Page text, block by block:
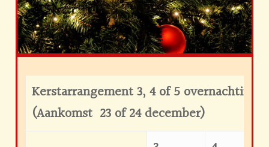
Kerstarrangement 3, 4 of 5
(Aankomst 23 of 24 december)